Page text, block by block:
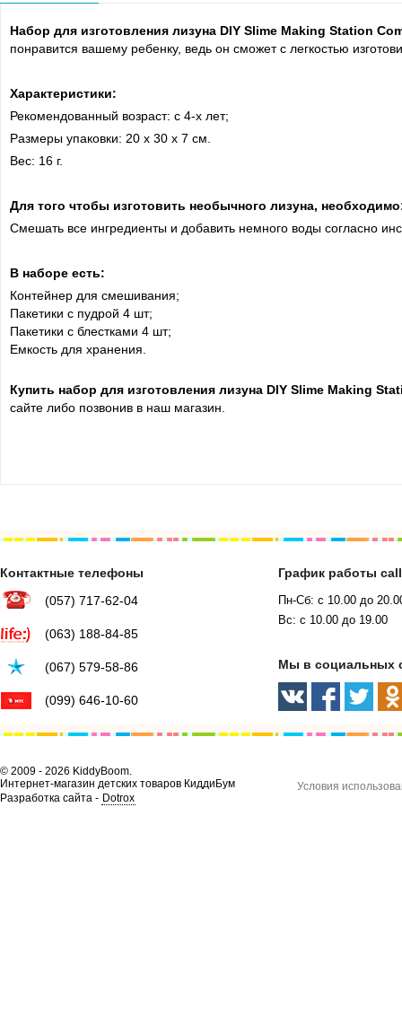
Набор для изготовления лизуна DIY Slime Making Station
понравится вашему ребенку, ведь он сможет с легкостью
Характеристики:
Рекомендованный возраст: c 4-х лет;
Размеры упаковки: 20 x 30 x 7 см.
Вес: 16 г.
Для того чтобы изготовить необычного лизуна,
Cмешать все ингредиенты и добавить немного воды согласно
В наборе есть:
Контейнер для смешивания;
Пакетики с пудрой 4 шт;
Пакетики с блестками 4 шт;
Емкость для хранения.
Купить набор для изготовления лизуна DIY Slime Making
сайте либо позвонив в наш магазин.
Контактные телефоны
(057) 717-62-04
(063) 188-84-85
(067) 579-58-86
(099) 646-10-60
График работы
Пн-Сб: с 10.00 до
Вс: с 10.00 до 19.00
Мы в социальных
© 2009 - 2026 KiddyBoom.
Интернет-магазин детских товаров КиддиБум
Разработка сайта - Dotrox
Условия